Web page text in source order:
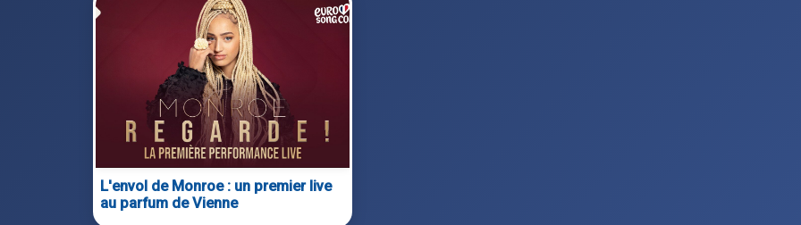
L'envol de Monroe : un premier live
au parfum de Vienne